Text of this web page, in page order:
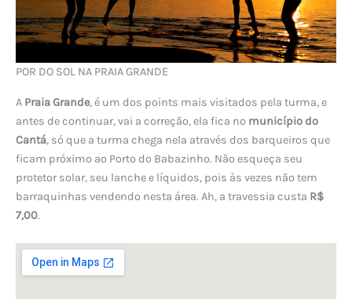
POR DO SOL NA PRAIA GRANDE
A Praia Grande, é um dos points mais visitados pela turma, e
antes de continuar, vai a correção, ela fica no município do
Cantá, só que a turma chega nela através dos barqueiros que
ficam próximo ao Porto do Babazinho. Não esqueça seu
protetor solar, seu lanche e líquidos, pois às vezes não tem
barraquinhas vendendo nesta área. Ah, a travessia custa R$
7,00.